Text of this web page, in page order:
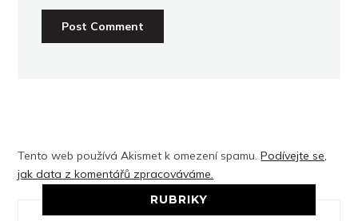
Tento web používá Akismet k omezení spamu.Podívejte se,
jak data z komentářů zpracováváme.
RUBRIKY